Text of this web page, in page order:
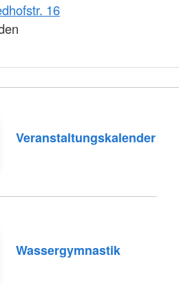
16
Veranstaltungskalender
Wassergymnastik